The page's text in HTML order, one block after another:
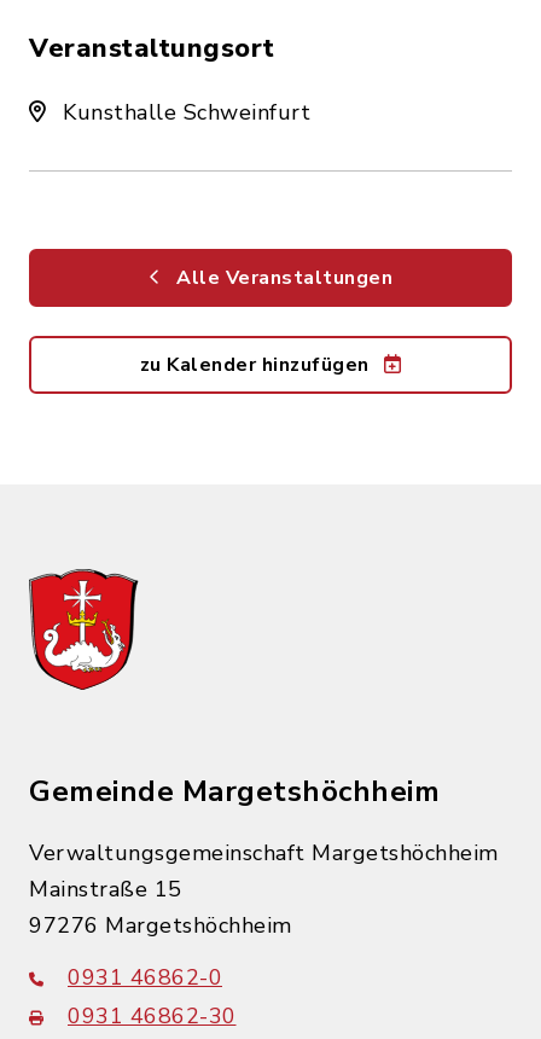
Veranstaltungsort
Kunsthalle Schweinfurt
Alle Veranstaltungen
zu Kalender hinzufügen
Gemeinde Margetshöchheim
Verwaltungsgemeinschaft Margetshöchheim
Mainstraße 15
97276 Margetshöchheim
0931 46862-0
0931 46862-30